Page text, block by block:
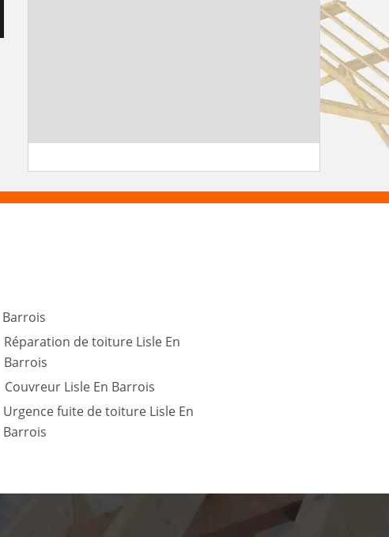
Barrois
Réparation de toiture Lisle En
Barrois
Couvreur Lisle En Barrois
Urgence fuite de toiture Lisle En
Barrois